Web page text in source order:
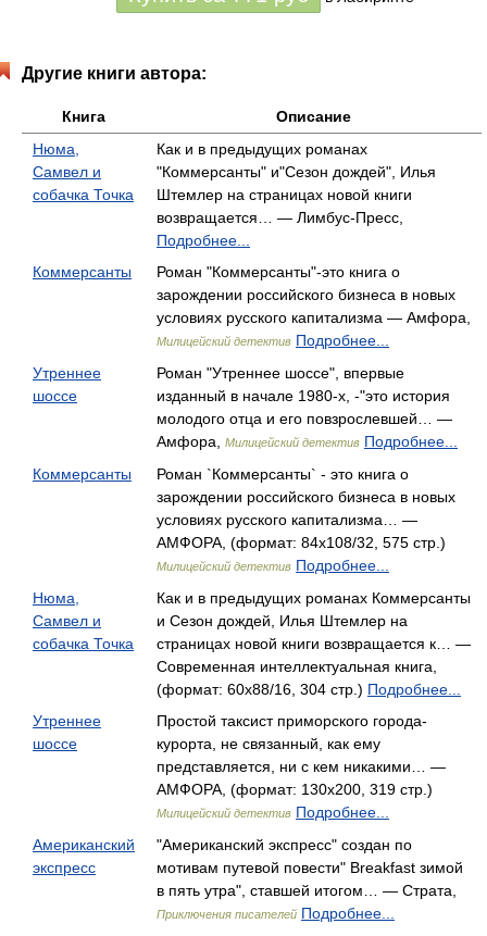
Другие книги автора:
Книга
Описание
Нюма,
Самвел и
собачка Точка
Как и в предыдущих романах
"Коммерсанты" и"Сезон дождей", Илья
Штемлер на страницах новой книги
возвращается… — Лимбус-Пресс,
Подробнее...
Коммерсанты
Роман "Коммерсанты"-это книга о
зарождении российского бизнеса в новых
условиях русского капитализма — Амфора,
Милицейский детектив Подробнее...
Утреннее
шоссе
Роман "Утреннее шоссе", впервые
изданный в начале 1980-х, -"это история
молодого отца и его повзрослевшей… —
Амфора,
Милицейский детектив Подробнее...
Коммерсанты
Роман `Коммерсанты` - это книга о
зарождении российского бизнеса в новых
условиях русского капитализма… —
АМФОРА, (формат: 84x108/32, 575 стр.)
Милицейский детектив Подробнее...
Нюма,
Самвел и
собачка Точка
Как и в предыдущих романах Коммерсанты
и Сезон дождей, Илья Штемлер на
страницах новой книги возвращается к… —
Современная интеллектуальная книга,
(формат: 60x88/16, 304 стр.) Подробнее...
Утреннее
шоссе
Простой таксист приморского города-
курорта, не связанный, как ему
представляется, ни с кем никакими… —
АМФОРА, (формат: 130x200, 319 стр.)
Милицейский детектив Подробнее...
Американский
экспресс
"Американский экспресс" создан по
мотивам путевой повести" Breakfast зимой
в пять утра", ставшей итогом… — Страта,
Приключения писателей Подробнее...